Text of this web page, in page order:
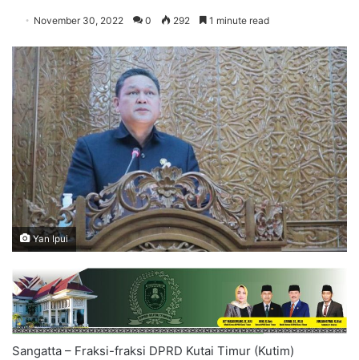
November 30, 2022 0 292 1 minute read
Yan Ipui
Sangatta – Fraksi-fraksi DPRD Kutai Timur (Kutim)